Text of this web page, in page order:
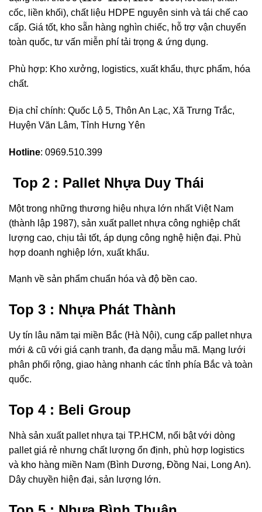
cốc, liền khối), chất liệu HDPE nguyên sinh và tái chế cao
cấp. Giá tốt, kho sẵn hàng nghìn chiếc, hỗ trợ vận chuyển
toàn quốc, tư vấn miễn phí tải trọng & ứng dụng.
Phù hợp: Kho xưởng, logistics, xuất khẩu, thực phẩm, hóa
chất.
Địa chỉ chính: Quốc Lộ 5, Thôn An Lạc, Xã Trưng Trắc,
Huyện Văn Lâm, Tỉnh Hưng Yên
Hotline: 0969.510.399
Top 2 : Pallet Nhựa Duy Thái
Một trong những thương hiệu nhựa lớn nhất Việt Nam
(thành lập 1987), sản xuất pallet nhựa công nghiệp chất
lượng cao, chịu tải tốt, áp dụng công nghệ hiện đại. Phù
hợp doanh nghiệp lớn, xuất khẩu.
Mạnh về sản phẩm chuẩn hóa và độ bền cao.
Top 3 : Nhựa Phát Thành
Uy tín lâu năm tại miền Bắc (Hà Nội), cung cấp pallet nhựa
mới & cũ với giá cạnh tranh, đa dạng mẫu mã. Mạng lưới
phân phối rộng, giao hàng nhanh các tỉnh phía Bắc và toàn
quốc.
Top 4 : Beli Group
Nhà sản xuất pallet nhựa tại TP.HCM, nổi bật với dòng
pallet giá rẻ nhưng chất lượng ổn định, phù hợp logistics
và kho hàng miền Nam (Bình Dương, Đồng Nai, Long An).
Dây chuyền hiện đại, sản lượng lớn.